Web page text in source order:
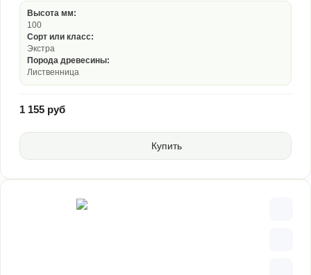
Высота мм:
100
Сорт или класс:
Экстра
Порода древесины:
Лиственница
1 155 руб
Купить